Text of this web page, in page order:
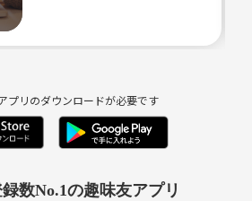
プリのダウンロードが必要です
数No.1の趣味友アプリ